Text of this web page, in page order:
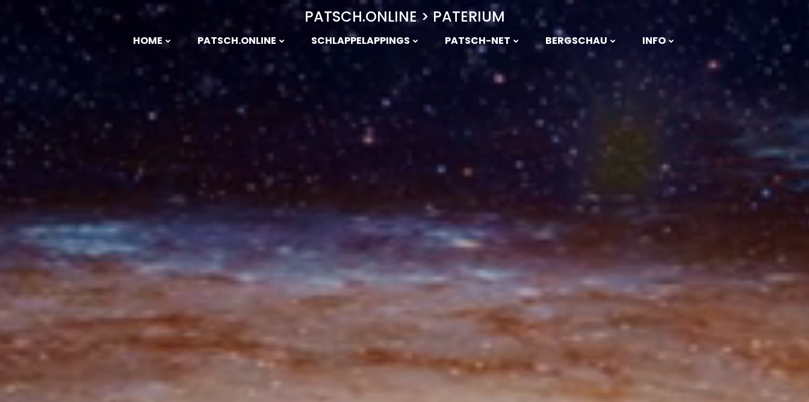
springen
PATSCH.ONLINE > PATERIUM
HOME PATSCH.ONLINE SCHLAPPELAPPINGS PATSCH-NET BERGSCHAU INFO